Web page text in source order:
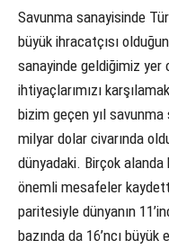
Savunma sanayisinde
büyük ihracatçısı
sanayinde geldiğimiz yer
ihtiyaçlarımızı
bizim geçen yıl savunma
milyar dolar civarında
dünyadaki. Birçok
önemli mesafeler
paritesiyle dünyanın
bazında da 16’ncı büyük